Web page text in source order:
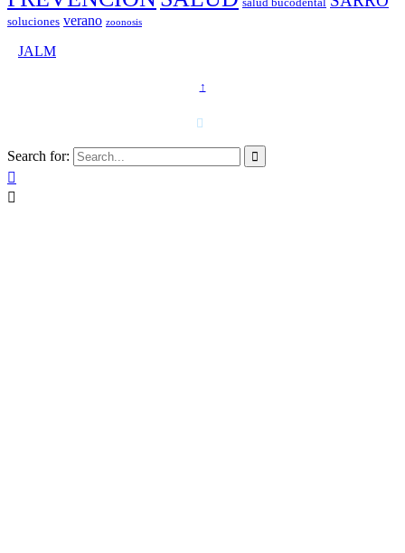
salud bucodental
soluciones verano zoonosis
JALM
↑

Search for: 

